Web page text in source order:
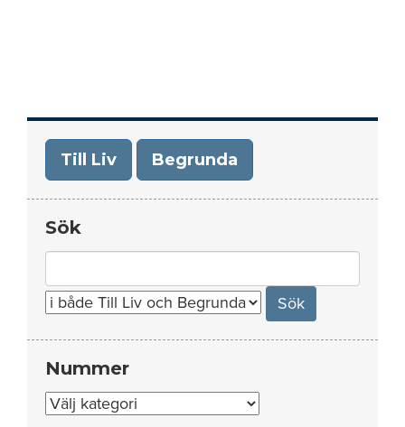
Till Liv Begrunda
Sök
for:
Nummer
Nummer